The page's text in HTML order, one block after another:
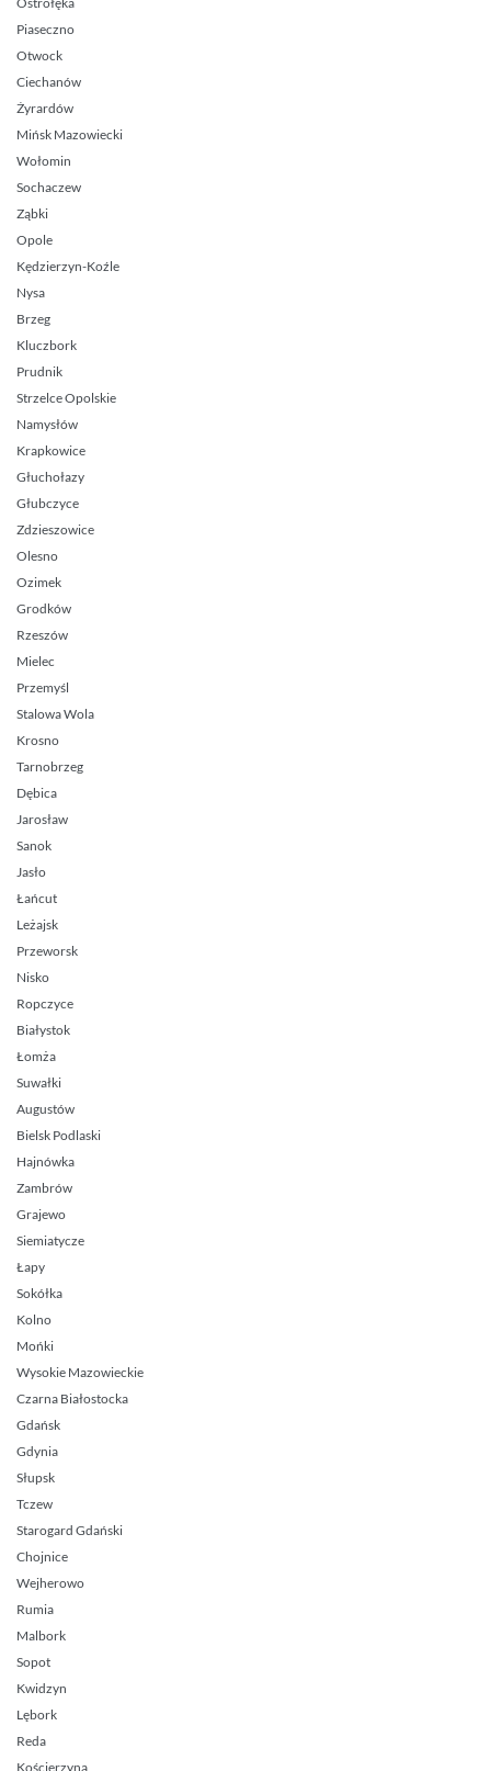
Piaseczno
Otwock
Ciechanów
Żyrardów
Mińsk Mazowiecki
Wołomin
Sochaczew
Ząbki
Opole
Kędzierzyn-Koźle
Nysa
Brzeg
Kluczbork
Prudnik
Strzelce Opolskie
Namysłów
Krapkowice
Głuchołazy
Głubczyce
Zdzieszowice
Olesno
Ozimek
Grodków
Rzeszów
Mielec
Przemyśl
Stalowa Wola
Krosno
Tarnobrzeg
Dębica
Jarosław
Sanok
Jasło
Łańcut
Leżajsk
Przeworsk
Nisko
Ropczyce
Białystok
Łomża
Suwałki
Augustów
Bielsk Podlaski
Hajnówka
Zambrów
Grajewo
Siemiatycze
Łapy
Sokółka
Kolno
Mońki
Wysokie Mazowieckie
Czarna Białostocka
Gdańsk
Gdynia
Słupsk
Tczew
Starogard Gdański
Chojnice
Wejherowo
Rumia
Malbork
Sopot
Kwidzyn
Lębork
Reda
Kościerzyna